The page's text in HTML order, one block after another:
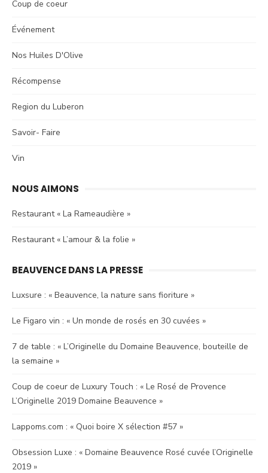
Coup de coeur
Événement
Nos Huiles D'Olive
Récompense
Region du Luberon
Savoir- Faire
Vin
NOUS AIMONS
Restaurant « La Rameaudière »
Restaurant « L’amour & la folie »
BEAUVENCE DANS LA PRESSE
Luxsure : « Beauvence, la nature sans fioriture »
Le Figaro vin : « Un monde de rosés en 30 cuvées »
7 de table : « L’Originelle du Domaine Beauvence, bouteille de
la semaine »
Coup de coeur de Luxury Touch : « Le Rosé de Provence
L’Originelle 2019 Domaine Beauvence »
Lappoms.com : « Quoi boire X sélection #57 »
Obsession Luxe : « Domaine Beauvence Rosé cuvée l’Originelle
2019 »